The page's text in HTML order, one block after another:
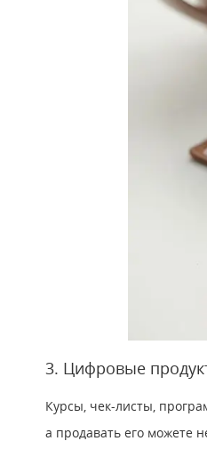
3. Цифровые
Курсы, чек-листы,
а продавать его можете